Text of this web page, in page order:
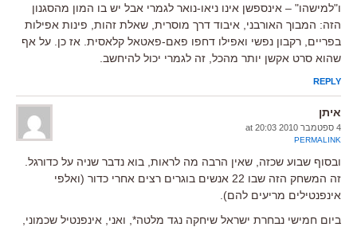
ו"למישהו" – אינספשן אינו ניאו-נואר לגמרי אבל יש בו המון מהסגנון
הזה: המבוך האורבני, איבוד דרך מוסרית, שאלת זהות, פינות אפילות
בפריים, רקבון נפשי ואפילו דחפו פאם-פאטאל קלאסית. אז כן. על אף
שהוא סרט אקשן יותר מהכל, זה לגמרי יכול להיחשב.
REPLY
איתן
4 ספטמבר 2010 at 20:03
PERMALINK
ובסוף שבוע שכזה, שאין הרבה מה לראות, בוא נדבר שניה על כדורגל.
זה המשחק הזה שבו 22 אנשים בוגרים רצים אחרי כדור (ואלפי
אינפנטילים מריעים להם).
ביום חמישי נבחרת ישראל שיחקה נגד מלטה*, ואני, אינפנטיל שכמוני,